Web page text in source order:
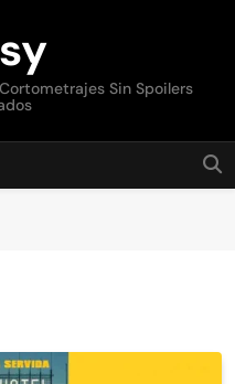
Sin Spoilers